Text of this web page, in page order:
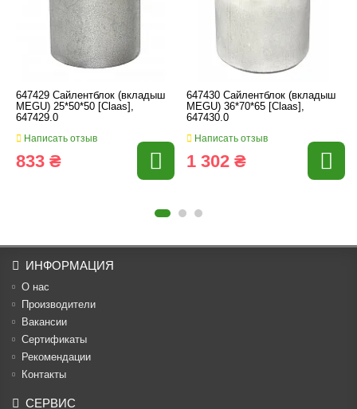
647429 Сайлентблок (вкладыш
MEGU) 25*50*50 [Claas],
647429.0
Написать отзыв
833 ₴
647430 Сайлентблок (вкладыш
MEGU) 36*70*65 [Claas],
647430.0
Написать отзыв
1 302 ₴
ИНФОРМАЦИЯ
О нас
Производители
Вакансии
Cертификаты
Рекомендации
Контакты
СЕРВИС